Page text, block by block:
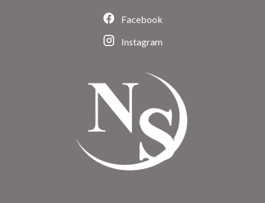
Facebook
Instagram